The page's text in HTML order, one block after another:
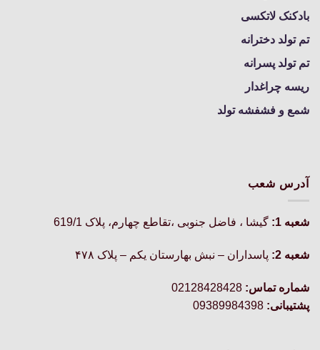
بادکنک لاتکسی
تم تولد دخترانه
تم تولد پسرانه
ریسه چراغدار
شمع و فشفشه تولد
آدرس شعب
شعبه 1: گيشا ، فاضل جنوبی ،تقاطع چهارم، پلاک 619/1
شعبه 2: پاسداران – نبش بهارستان یکم – پلاک ۴۷۸
شماره تماس:
پشتیبانی: